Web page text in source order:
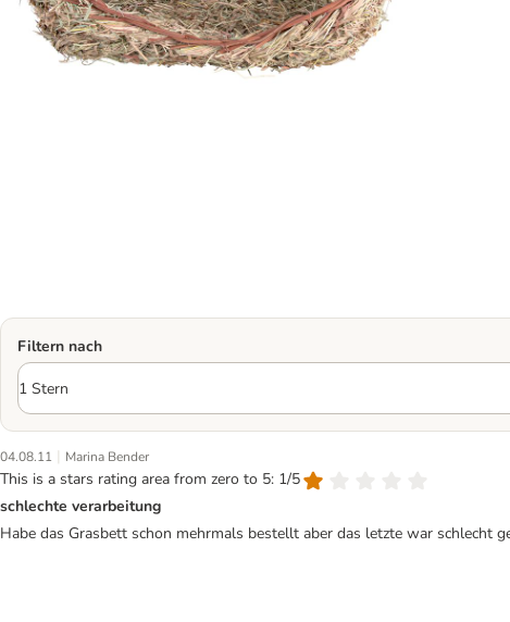
Filtern nach
04.08.11 | Marina Bender
This is a stars rating area from zero to 5: 1/5
schlechte verarbeitung
Habe das Grasbett schon mehrmals bestellt aber das letzte war schlecht